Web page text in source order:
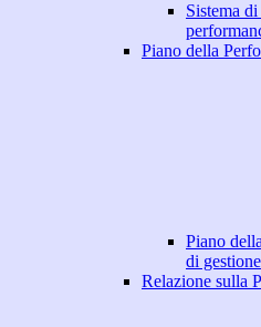
Sistema
Piano della
Piano
di gestione
Relazione sulla